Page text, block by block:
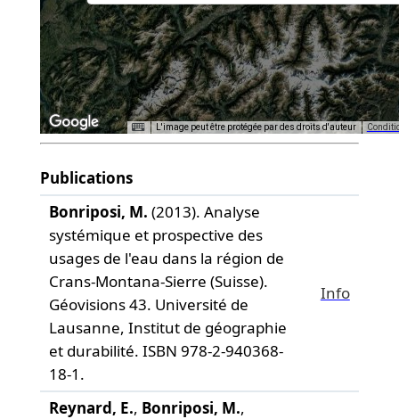
L'image peut être protégée par des droits d'auteur
Publications
Bonriposi, M. (2013). Analyse
systémique et prospective des
usages de l'eau dans la région de
Crans-Montana-Sierre (Suisse).
Géovisions 43. Université de
Lausanne, Institut de géographie
et durabilité. ISBN 978-2-940368-
18-1.
Info
Reynard, E., Bonriposi, M.,